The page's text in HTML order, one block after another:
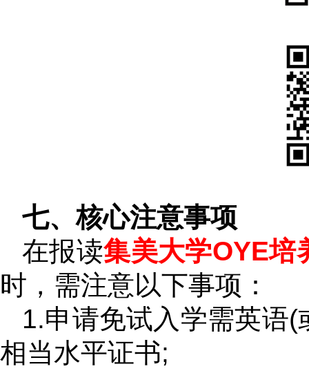
七、核心注意事项
在报读集美大学OYE培
时，需注意以下事项：
1.申请免试入学需英语
相当水平证书;